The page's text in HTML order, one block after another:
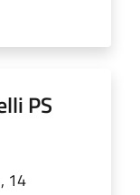
PS
14